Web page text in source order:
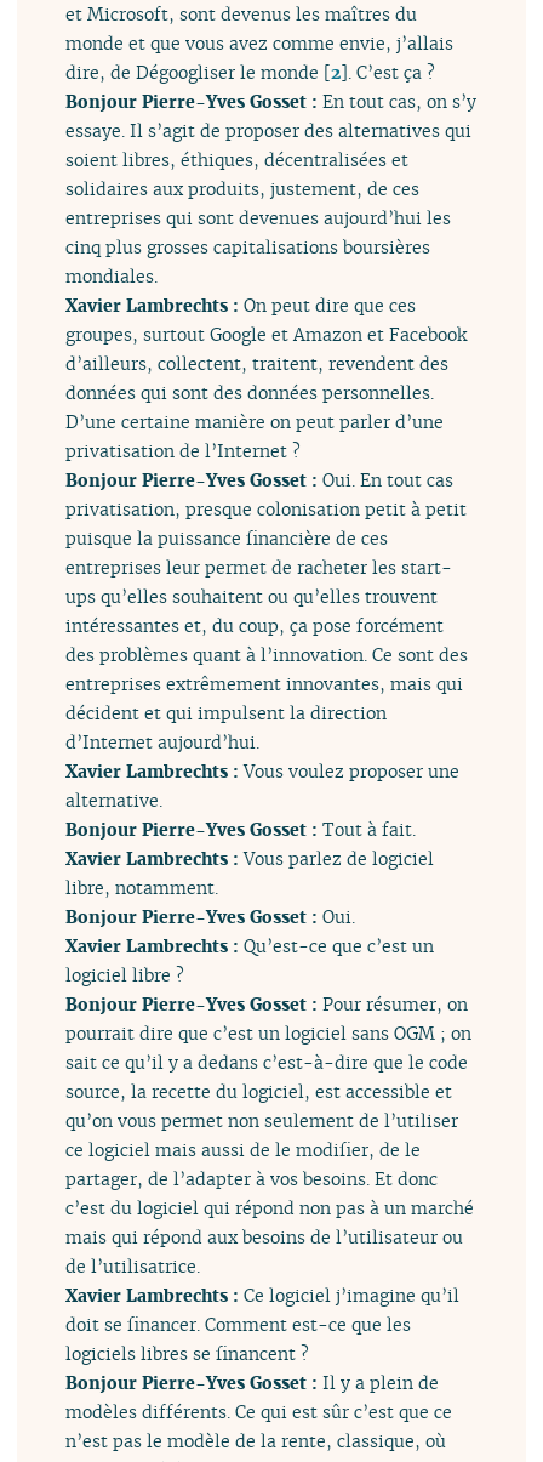
et Microsoft, sont devenus les maîtres du
monde et que vous avez comme envie, j’allais
dire, de Dégoogliser le monde [2] . C’est ça ?
Bonjour Pierre-Yves Gosset :En tout cas, on s’y
essaye. Il s’agit de proposer des alternatives qui
soient libres, éthiques, décentralisées et
solidaires aux produits, justement, de ces
entreprises qui sont devenues aujourd’hui les
cinq plus grosses capitalisations boursières
mondiales.
Xavier Lambrechts :On peut dire que ces
groupes, surtout Google et Amazon et Facebook
d’ailleurs, collectent, traitent, revendent des
données qui sont des données personnelles.
D’une certaine manière on peut parler d’une
privatisation de l’Internet ?
Bonjour Pierre-Yves Gosset :Oui. En tout cas
privatisation, presque colonisation petit à petit
puisque la puissance financière de ces
entreprises leur permet de racheter les start-
ups qu’elles souhaitent ou qu’elles trouvent
intéressantes et, du coup, ça pose forcément
des problèmes quant à l’innovation. Ce sont des
entreprises extrêmement innovantes, mais qui
décident et qui impulsent la direction
d’Internet aujourd’hui.
Xavier Lambrechts :Vous voulez proposer une
alternative.
Bonjour Pierre-Yves Gosset :Tout à fait.
Xavier Lambrechts :Vous parlez de logiciel
libre, notamment.
Bonjour Pierre-Yves Gosset :Oui.
Xavier Lambrechts :Qu’est-ce que c’est un
logiciel libre ?
Bonjour Pierre-Yves Gosset :Pour résumer, on
pourrait dire que c’est un logiciel sans OGM ; on
sait ce qu’il y a dedans c’est-à-dire que le code
source, la recette du logiciel, est accessible et
qu’on vous permet non seulement de l’utiliser
ce logiciel mais aussi de le modifier, de le
partager, de l’adapter à vos besoins. Et donc
c’est du logiciel qui répond non pas à un marché
mais qui répond aux besoins de l’utilisateur ou
de l’utilisatrice.
Xavier Lambrechts :Ce logiciel j’imagine qu’il
doit se financer. Comment est-ce que les
logiciels libres se financent ?
Bonjour Pierre-Yves Gosset :Il y a plein de
modèles différents. Ce qui est sûr c’est que ce
n’est pas le modèle de la rente, classique, où